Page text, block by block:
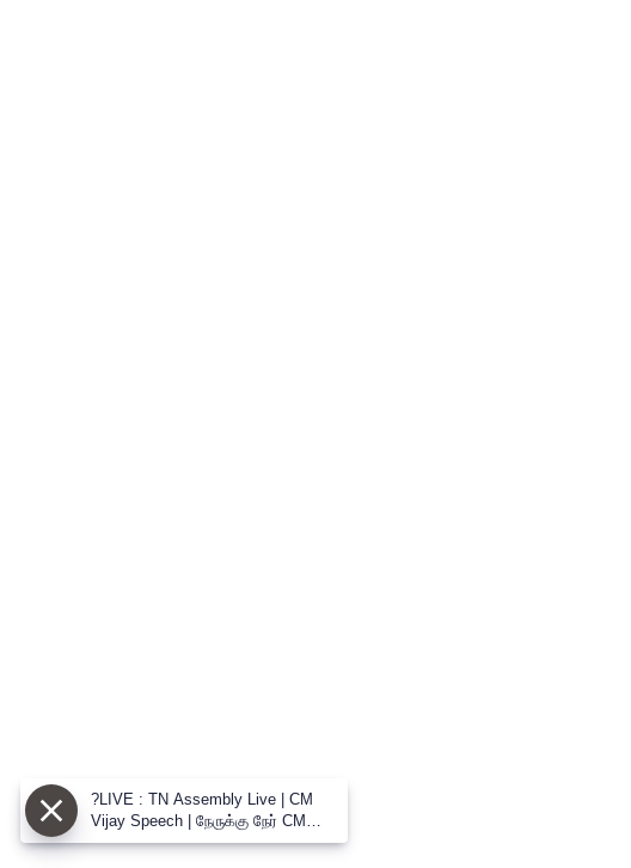
?LIVE : TN Assembly Live | CM
Vijay Speech | நேருக்கு நேர் CM
விஜய் vs உதய் மோதல் பேரவையில்